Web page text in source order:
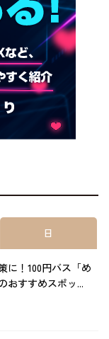
日
に！100円バス「め
おすすめスポッ...